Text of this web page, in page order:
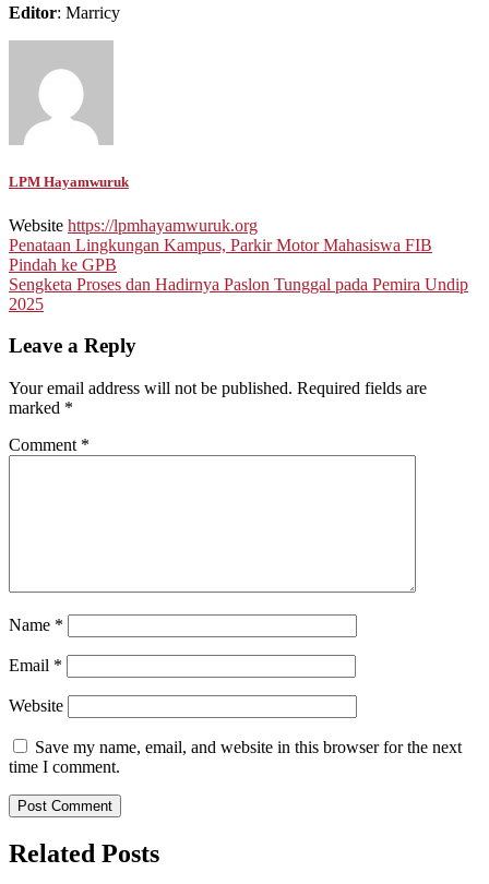
Editor: Marricy
LPM Hayamwuruk
Website https://lpmhayamwuruk.org
Post
navigation
Penataan Lingkungan Kampus, Parkir Motor Mahasiswa FIB
Pindah ke GPB
Sengketa Proses dan Hadirnya Paslon Tunggal pada Pemira Undip
2025
Leave a Reply
Your email address will not be published. Required fields are
marked *
Comment *
Name *
Email *
Website
Save my name, email, and website in this browser for the next
time I comment.
Related Posts